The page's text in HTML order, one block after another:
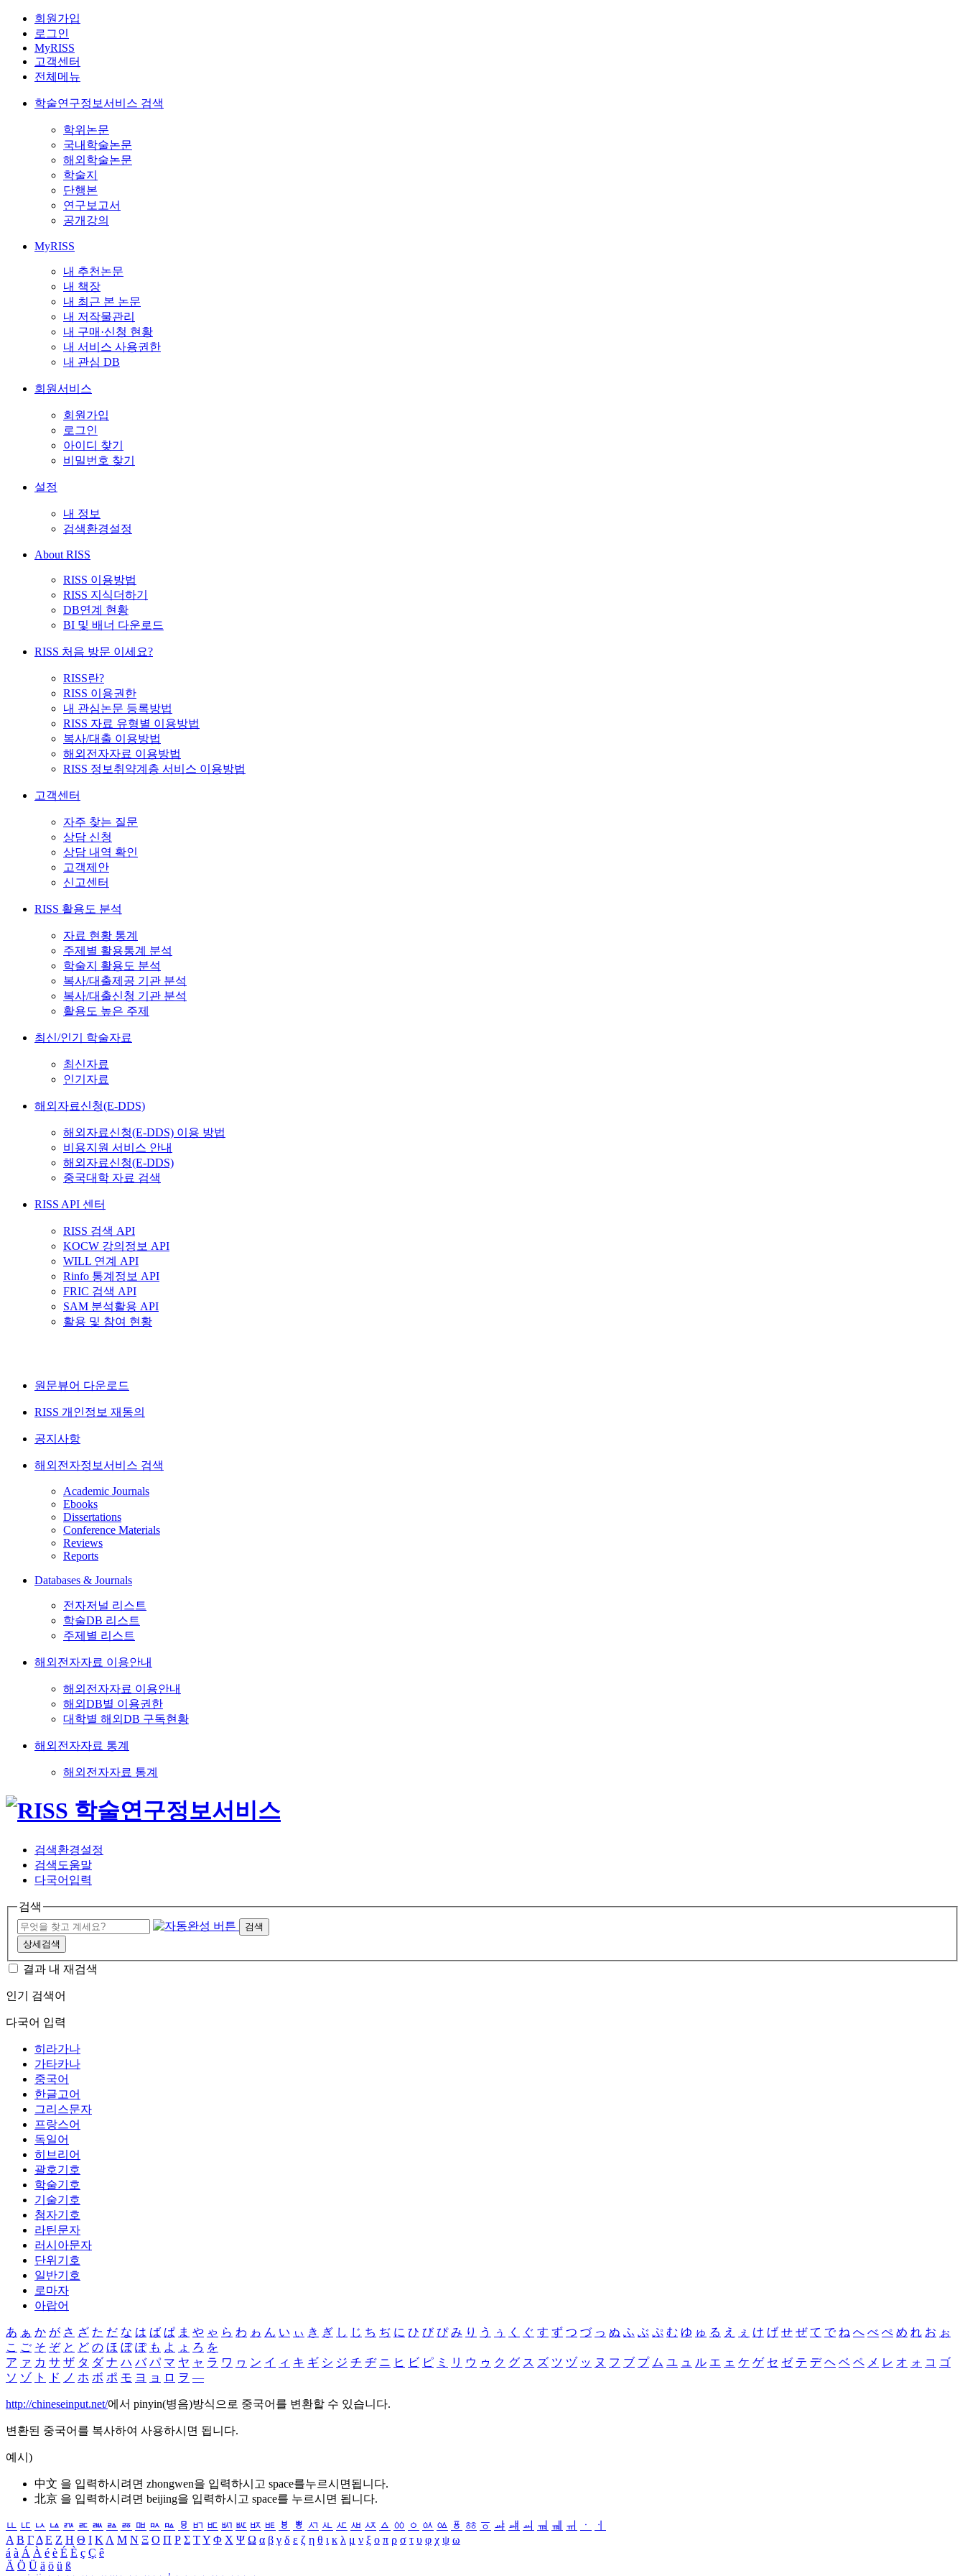
회원가입
로그인
MyRISS
고객센터
전체메뉴
학술연구정보서비스 검색
학위논문
국내학술논문
해외학술논문
학술지
단행본
연구보고서
공개강의
MyRISS
내 추천논문
내 책장
내 최근 본 논문
내 저작물관리
내 구매·신청 현황
내 서비스 사용권한
내 관심 DB
회원서비스
회원가입
로그인
아이디 찾기
비밀번호 찾기
설정
내 정보
검색환경설정
About RISS
RISS 이용방법
RISS 지식더하기
DB연계 현황
BI 및 배너 다운로드
RISS 처음 방문 이세요?
RISS란?
RISS 이용권한
내 관심논문 등록방법
RISS 자료 유형별 이용방법
복사/대출 이용방법
해외전자자료 이용방법
RISS 정보취약계층 서비스 이용방법
고객센터
자주 찾는 질문
상담 신청
상담 내역 확인
고객제안
신고센터
RISS 활용도 분석
자료 현황 통계
주제별 활용통계 분석
학술지 활용도 분석
복사/대출제공 기관 분석
복사/대출신청 기관 분석
활용도 높은 주제
최신/인기 학술자료
최신자료
인기자료
해외자료신청(E-DDS)
해외자료신청(E-DDS) 이용 방법
비용지원 서비스 안내
해외자료신청(E-DDS)
중국대학 자료 검색
RISS API 센터
RISS 검색 API
KOCW 강의정보 API
WILL 연계 API
Rinfo 통계정보 API
FRIC 검색 API
SAM 분석활용 API
활용 및 참여 현황
원문뷰어 다운로드
RISS 개인정보 재동의
공지사항
해외전자정보서비스 검색
Academic Journals
Ebooks
Dissertations
Conference Materials
Reviews
Reports
Databases & Journals
전자저널 리스트
학술DB 리스트
주제별 리스트
해외전자자료 이용안내
해외전자자료 이용안내
해외DB별 이용권한
대학별 해외DB 구독현황
해외전자자료 통계
해외전자자료 통계
검색환경설정
검색도움말
다국어입력
검색
검색
상세검색
결과 내 재검색
인기 검색어
다국어 입력
히라가나
가타카나
중국어
한글고어
그리스문자
프랑스어
독일어
히브리어
괄호기호
학술기호
기술기호
첨자기호
라틴문자
러시아문자
단위기호
일반기호
로마자
아랍어
あ ぁ か が さ ざ た だ な は ば ぱ ま や ゃ ら わ ゎ ん い ぃ き ぎ し じ ち ぢ に ひ び ぴ み り う ぅ く ぐ す ず つ づ っ ぬ ふ ぶ ぷ む ゆ ゅ る え ぇ け げ せ ぜ て で ね へ べ ぺ め れ お ぉ
こ ご そ ぞ と ど の ほ ぼ ぽ も よ ょ ろ を
ア ァ カ サ ザ タ ダ ナ ハ バ パ マ ヤ ャ ラ ワ ヮ ン イ ィ キ ギ シ ジ チ ヂ ニ ヒ ビ ピ ミ リ ウ ゥ ク グ ス ズ ツ ヅ ッ ヌ フ ブ プ ム ユ ュ ル エ ェ ケ ゲ セ ゼ テ デ ヘ ベ ペ メ レ オ ォ コ ゴ
ソ ゾ ト ド ノ ホ ボ ポ モ ヨ ョ ロ ヲ ―
http://chineseinput.net/에서 pinyin(병음)방식으로 중국어를 변환할 수 있습니다.
변환된 중국어를 복사하여 사용하시면 됩니다.
예시)
中文 을 입력하시려면 zhongwen을 입력하시고 space를누르시면됩니다.
北京 을 입력하시려면 beijing을 입력하시고 space를 누르시면 됩니다.
ㅥ ㅦ ㅧ ㅨ ㅩ ㅪ ㅫ ㅬ ㅭ ㅮ ㅯ ㅰ ㅱ ㅲ ㅳ ㅴ ㅵ ㅶ ㅷ ㅸ ㅹ ㅺ ㅻ ㅼ ㅽ ㅾ ㅿ ㆀ ㆁ ㆂ ㆃ ㆄ ㆅ ㆆ ㆇ ㆈ ㆉ ㆊ ㆋ ㆌ ㆍ
ㆎ
Α Β ΓΔ Ε Ζ Η Θ Ι ΚΛ Μ Ν Ξ Ο Π Ρ Σ ΤΥ Φ Χ Ψ Ω α β γ δ ε ζ η θ ι κ λ μ ν ξ ο π ρ σ τ υ φ χ ψ ω
á à Á À é è É È ç Ç ê
Ä Ö Ü ä ö ü ß